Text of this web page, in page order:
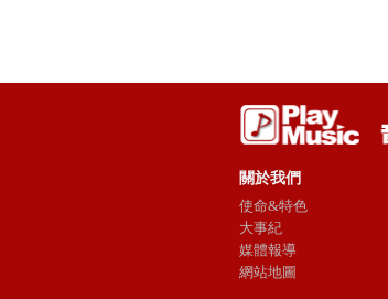
關於我們
使命&特色
大事紀
媒體報導
網站地圖